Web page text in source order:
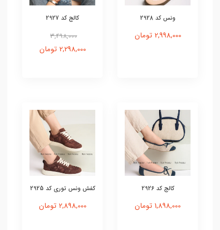
ونس کد 2928
2,998,000 تومان
کالج کد 2927
3,498,000
2,298,000 تومان
کالج کد 2926
1,898,000 تومان
کفش ونس توری کد 2925
2,898,000 تومان